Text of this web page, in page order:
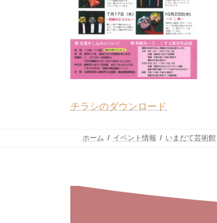
チラシのダウンロード
ホーム イベント情報 いまだて芸術館